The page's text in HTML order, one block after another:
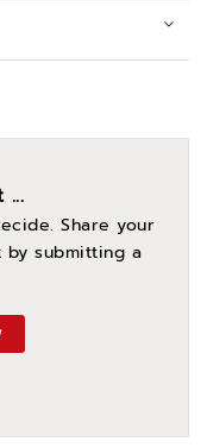
...
Share your
submitting a